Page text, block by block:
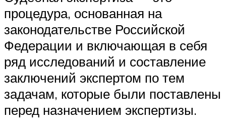
процедура, основанная на
законодательстве Российской
Федерации и включающая в себя
ряд исследований и составление
заключений экспертом по тем
задачам, которые были поставлены
перед назначением экспертизы.